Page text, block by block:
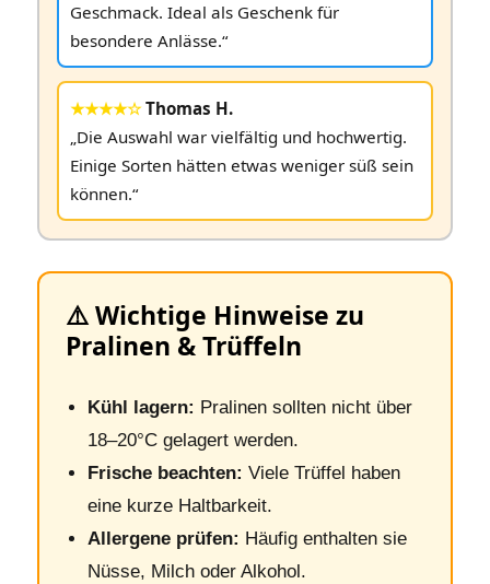
Geschmack. Ideal als Geschenk für
besondere Anlässe.“
★★★★☆Thomas H.
„Die Auswahl war vielfältig und hochwertig.
Einige Sorten hätten etwas weniger süß sein
können.“
⚠️ Wichtige Hinweise zu
Pralinen & Trüffeln
Kühl lagern: Pralinen sollten nicht über
18–20°C gelagert werden.
Frische beachten: Viele Trüffel haben
eine kurze Haltbarkeit.
Allergene prüfen: Häufig enthalten sie
Nüsse, Milch oder Alkohol.